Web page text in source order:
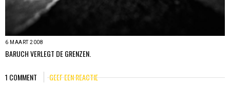
6 MAART 2008
BARUCH VERLEGT DE GRENZEN.
1 COMMENT GEEF EEN REACTIE